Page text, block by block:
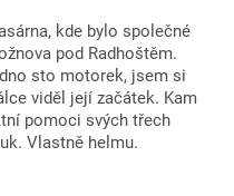
kde bylo společné
pod Radhoštěm.
sto motorek, jsem si
viděl její začátek. Kam
pomoci svých třech
Vlastně helmu.